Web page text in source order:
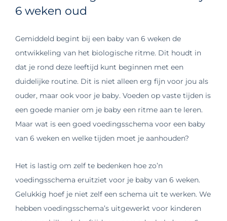
6 weken oud
Gemiddeld begint bij een baby van 6 weken de
ontwikkeling van het biologische ritme. Dit houdt in
dat je rond deze leeftijd kunt beginnen met een
duidelijke routine. Dit is niet alleen erg fijn voor jou als
ouder, maar ook voor je baby. Voeden op vaste tijden is
een goede manier om je baby een ritme aan te leren.
Maar wat is een goed voedingsschema voor een baby
van 6 weken en welke tijden moet je aanhouden?
Het is lastig om zelf te bedenken hoe zo’n
voedingsschema eruitziet voor je baby van 6 weken.
Gelukkig hoef je niet zelf een schema uit te werken. We
hebben voedingsschema’s uitgewerkt voor kinderen